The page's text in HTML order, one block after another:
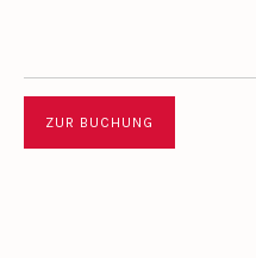
ZUR BUCHUNG